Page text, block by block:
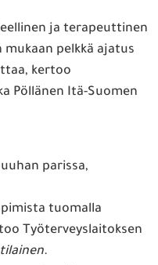
ja terapeuttinen
pelkkä ajatus
kertoo
Pöllänen Itä-Suomen
parissa,
tuomalla
Työterveyslaitoksen
.